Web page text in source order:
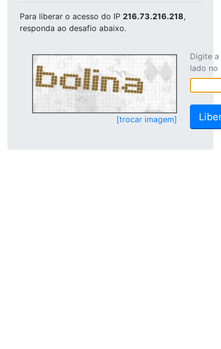
Para liberar o acesso do IP 216.73.216.218,
responda ao desafio abaixo.
[trocar imagem]
Digite
lado no